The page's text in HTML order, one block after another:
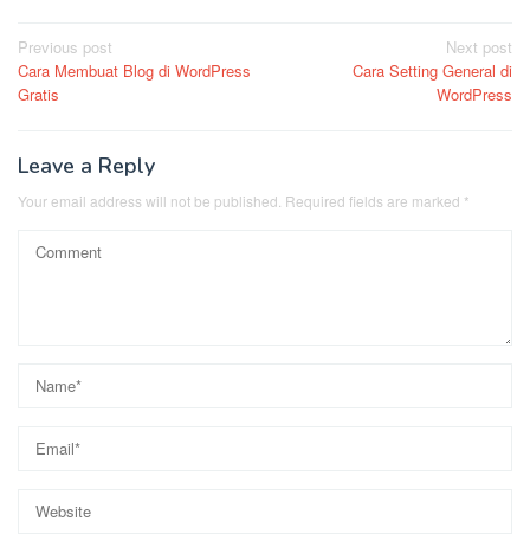
Post
navigation
Previous post
Cara Membuat Blog di WordPress
Gratis
Next post
Cara Setting General di
WordPress
Leave a Reply
Your email address will not be published. Required fields are marked *